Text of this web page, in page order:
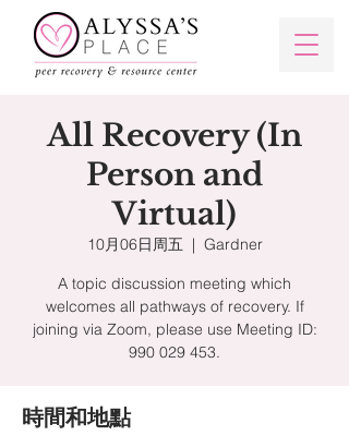
All Recovery (In
Person and
Virtual)
10月06日周五
  |
Gardner
A topic discussion meeting which
welcomes all pathways of recovery. If
joining via Zoom, please use Meeting ID:
990 029 453.
時間和地點